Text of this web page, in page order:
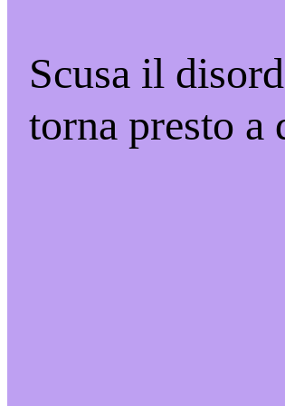
Scusa il
torna presto a